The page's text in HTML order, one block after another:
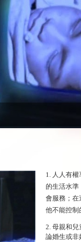
1. 人人有
的生活水
會服務；在
他不能控制
2. 母親和
論婚生或非